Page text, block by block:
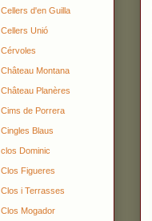
Cellers d'en Guilla
Cellers Unió
Cérvoles
Château Montana
Château Planères
Cims de Porrera
Cingles Blaus
clos Dominic
Clos Figueres
Clos i Terrasses
Clos Mogador